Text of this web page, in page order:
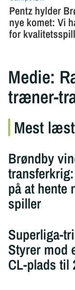
Medie:
træner-
Mest
Brøndby
på at hente
spiller
Superliga-
Styrer mod
CL-plads til